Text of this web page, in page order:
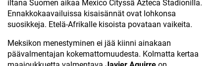
iltana Suomen aikaa Mexico Cityssä Azteca Stadionilla.
Ennakkokaavailuissa kisaisännät ovat lohkonsa
suosikkeja. Etelä-Afrikalle kisoista povataan vaikeita.
Meksikon menestyminen ei jää kiinni ainakaan
päävalmentajan kokemattomuudesta. Kolmatta kertaa